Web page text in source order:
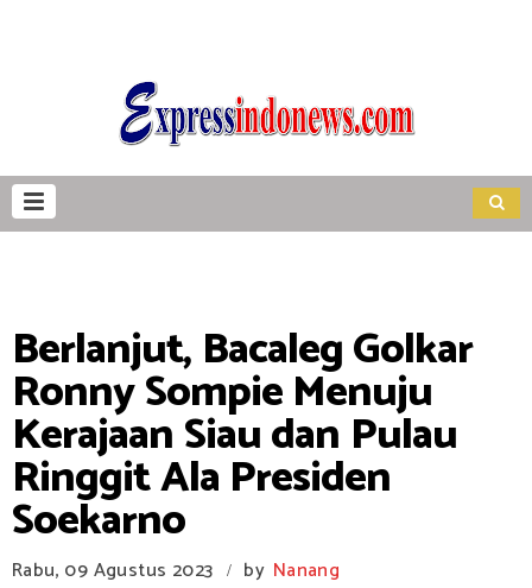
Berlanjut, Bacaleg Golkar
Ronny Sompie Menuju
Kerajaan Siau dan Pulau
Ringgit Ala Presiden
Soekarno
Rabu, 09 Agustus 2023 / by Nanang